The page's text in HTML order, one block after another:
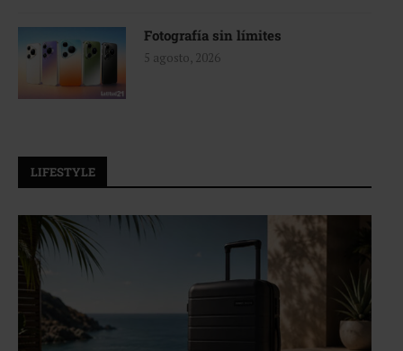
Fotografía sin límites
5 agosto, 2026
LIFESTYLE